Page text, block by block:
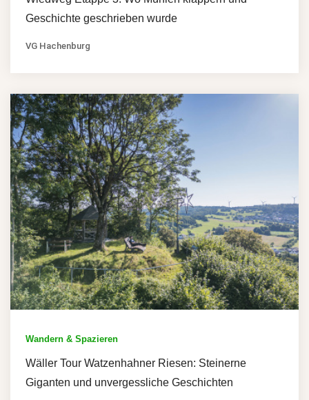
Geschichte geschrieben wurde
VG Hachenburg
Wandern & Spazieren
Wäller Tour Watzenhahner Riesen: Steinerne
Giganten und unvergessliche Geschichten